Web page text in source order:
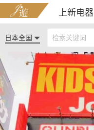
上新电器
日本全国